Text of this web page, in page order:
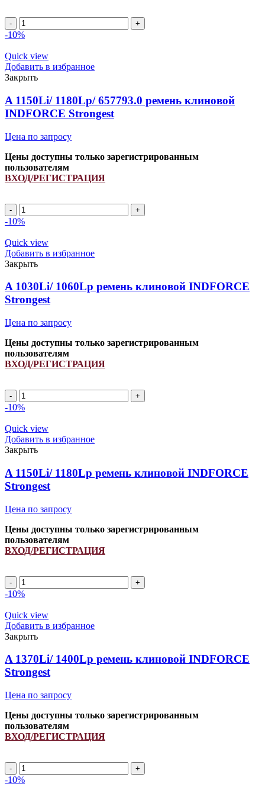
Ремень
644448.0/
1900151/
H157104/
H238867
INDFORCE
quantity
-10%
Quick view
Добавить в избранное
Закрыть
A 1150Li/ 1180Lp/ 657793.0 ремень клиновой
INDFORCE Strongest
Цена по запросу
Цены доступны только зарегистрированным
пользователям
ВХОД/РЕГИСТРАЦИЯ
A
1150Li/
657793.0
ремень
клиновой
INDFORCE
Strongest
quantity
-10%
Quick view
Добавить в избранное
Закрыть
A 1030Li/ 1060Lp ремень клиновой INDFORCE
Strongest
Цена по запросу
Цены доступны только зарегистрированным
пользователям
ВХОД/РЕГИСТРАЦИЯ
A
1030Li/
ремень
клиновой
INDFORCE
Strongest
quantity
-10%
Quick view
Добавить в избранное
Закрыть
A 1150Li/ 1180Lp ремень клиновой INDFORCE
Strongest
Цена по запросу
Цены доступны только зарегистрированным
пользователям
ВХОД/РЕГИСТРАЦИЯ
A
1150Li/
ремень
клиновой
INDFORCE
Strongest
quantity
-10%
Quick view
Добавить в избранное
Закрыть
A 1370Li/ 1400Lp ремень клиновой INDFORCE
Strongest
Цена по запросу
Цены доступны только зарегистрированным
пользователям
ВХОД/РЕГИСТРАЦИЯ
A
1370Li/
-10%